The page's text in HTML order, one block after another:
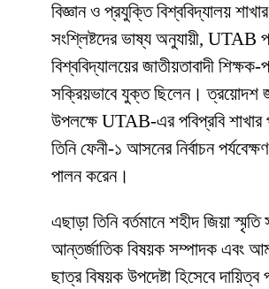
বিজ্ঞান ও প্রযুক্তি বিশ্ববিদ্যালয়
সংশ্লিষ্টদের ভাষ্য অনুযায়ী, UTAB
বিশ্ববিদ্যালয়ের জাতীয়তাবাদী
সক্রিয়ভাবে যুক্ত ছিলেন। ত্রয়োদশ
উপলক্ষে UTAB-এর পবিপ্রবি শাখার
তিনি ফেনী-১ আসনের নির্বাচন
পালন করেন।
এছাড়া তিনি বর্তমানে শহীদ জিয়া স্মৃতি
আন্তর্জাতিক বিষয়ক সম্পাদক এবং
ছাত্র বিষয়ক উপদেষ্টা হিসেবে